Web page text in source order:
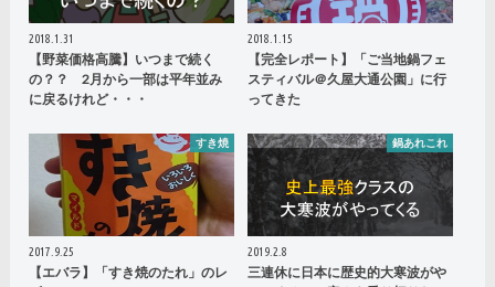
2018.1.31
【野菜価格高騰】いつまで続く
の？？ 2月から一部は平年並み
に戻るけれど・・・
2018.1.15
【完全レポート】「ご当地鍋フェ
スティバル＠久屋大通公園」に行
ってきた
すき焼
2017.9.25
【エバラ】「すき焼のたれ」のレ
鍋あれこれ
2019.2.8
三連休に日本に歴史的大寒波がや